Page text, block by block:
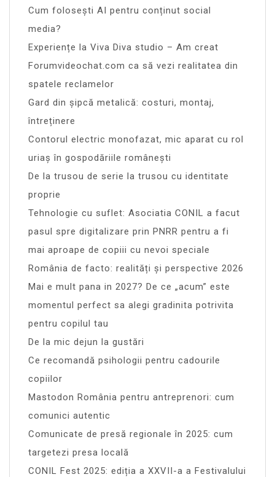
Cum folosești AI pentru conținut social
media?
Experiențe la Viva Diva studio – Am creat
Forumvideochat.com ca să vezi realitatea din
spatele reclamelor
Gard din șipcă metalică: costuri, montaj,
întreținere
Contorul electric monofazat, mic aparat cu rol
uriaș în gospodăriile românești
De la trusou de serie la trusou cu identitate
proprie
Tehnologie cu suflet: Asociatia CONIL a facut
pasul spre digitalizare prin PNRR pentru a fi
mai aproape de copiii cu nevoi speciale
România de facto: realități și perspective 2026
Mai e mult pana in 2027? De ce „acum” este
momentul perfect sa alegi gradinita potrivita
pentru copilul tau
De la mic dejun la gustări
Ce recomandă psihologii pentru cadourile
copiilor
Mastodon România pentru antreprenori: cum
comunici autentic
Comunicate de presă regionale în 2025: cum
targetezi presa locală
CONIL Fest 2025: ediția a XXVII-a a Festivalului